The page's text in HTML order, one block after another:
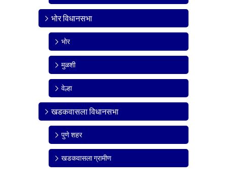
भोर विधानसभा
भोर
मुळशी
वेल्हा
खडकवासला विधानसभा
पुणे शहर
खडकवासला ग्रामीण